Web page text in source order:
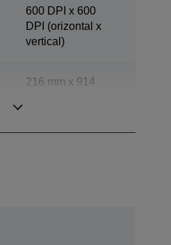
600 DPI x 600
DPI (orizontal x
vertical)
216 mm x 914